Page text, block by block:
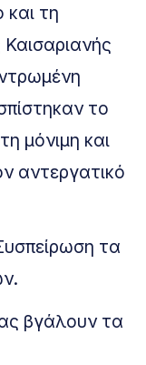
τη
το
μόνιμη και
αντεργατικό
τα
βγάλουν τα